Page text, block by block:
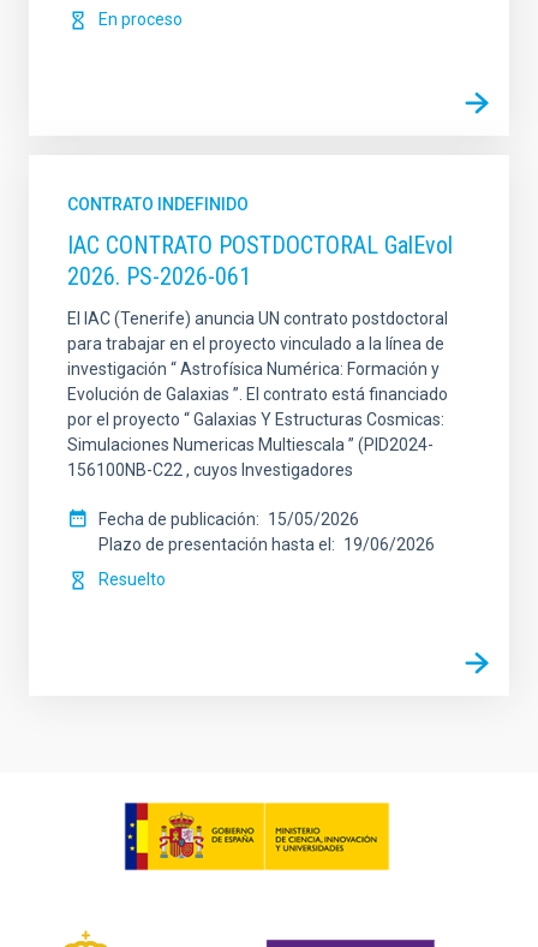
En proceso
CONTRATO INDEFINIDO
IAC CONTRATO POSTDOCTORAL GalEvol
2026. PS-2026-061
El IAC (Tenerife) anuncia UN contrato postdoctoral
para trabajar en el proyecto vinculado a la línea de
investigación “ Astrofísica Numérica: Formación y
Evolución de Galaxias ”. El contrato está financiado
por el proyecto “ Galaxias Y Estructuras Cosmicas:
Simulaciones Numericas Multiescala ” (PID2024-
156100NB-C22 , cuyos Investigadores
Fecha de publicación
15/05/2026
Plazo de presentación hasta el
19/06/2026
Resuelto